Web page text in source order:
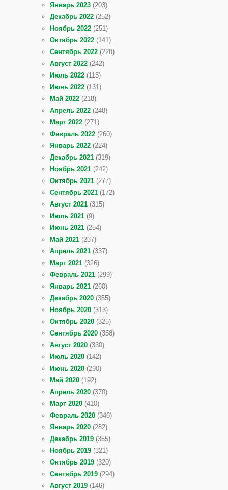
Январь 2023 (203)
Декабрь 2022 (252)
Ноябрь 2022 (251)
Октябрь 2022 (141)
Сентябрь 2022 (228)
Август 2022 (242)
Июль 2022 (115)
Июнь 2022 (131)
Май 2022 (218)
Апрель 2022 (248)
Март 2022 (271)
Февраль 2022 (260)
Январь 2022 (224)
Декабрь 2021 (319)
Ноябрь 2021 (242)
Октябрь 2021 (277)
Сентябрь 2021 (172)
Август 2021 (315)
Июль 2021 (9)
Июнь 2021 (254)
Май 2021 (237)
Апрель 2021 (337)
Март 2021 (326)
Февраль 2021 (299)
Январь 2021 (260)
Декабрь 2020 (355)
Ноябрь 2020 (313)
Октябрь 2020 (325)
Сентябрь 2020 (358)
Август 2020 (330)
Июль 2020 (142)
Июнь 2020 (290)
Май 2020 (192)
Апрель 2020 (370)
Март 2020 (410)
Февраль 2020 (346)
Январь 2020 (282)
Декабрь 2019 (355)
Ноябрь 2019 (321)
Октябрь 2019 (320)
Сентябрь 2019 (294)
Август 2019 (146)